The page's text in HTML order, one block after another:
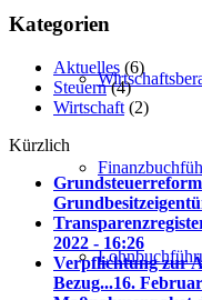
Kategorien
Aktuelles (6)
Steuern(4)
Wirtschaft (2)
Kürzlich
2022 - 16:26
Verpflichtung zur
Bezug...16.